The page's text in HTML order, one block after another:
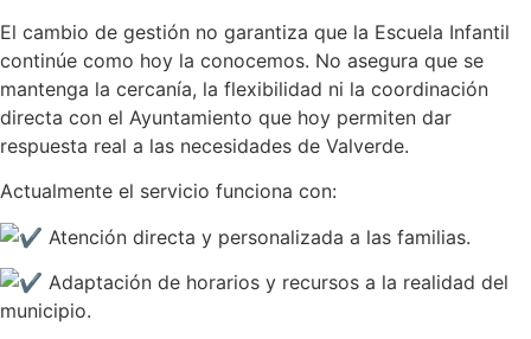
El cambio de gestión no garantiza que la Escuela Infantil
continúe como hoy la conocemos. No asegura que se
mantenga la cercanía, la flexibilidad ni la coordinación
directa con el Ayuntamiento que hoy permiten dar
respuesta real a las necesidades de Valverde.
Actualmente el servicio funciona con:
Atención directa y personalizada a las familias.
Adaptación de horarios y recursos a la realidad del
municipio.